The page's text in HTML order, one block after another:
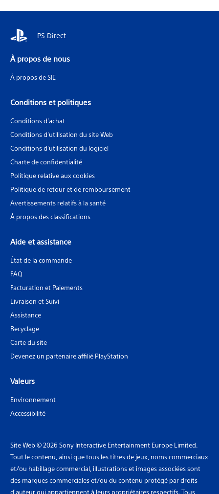
PS Direct
À propos de nous
À propos de SIE
Conditions et politiques
Conditions d'achat
Conditions d'utilisation du site Web
Conditions d'utilisation du logiciel
Charte de confidentialité
Politique relative aux cookies
Politique de retour et de remboursement
Avertissements relatifs à la santé
À propos des classifications
Aide et assistance
État de la commande
FAQ
Facturation et Paiements
Livraison et Suivi
Assistance
Recyclage
Carte du site
Devenez un partenaire affilié PlayStation
Valeurs
Environnement
Accessibilité
Site Web © 2026 Sony Interactive Entertainment Europe Limited.
Tout le contenu, ainsi que tous les titres de jeux, noms commerciaux
et/ou habillage commercial, illustrations et images associées sont
des marques commerciales et/ou du contenu protégé par droits
d'auteur qui appartiennent à leurs propriétaires respectifs. Tous